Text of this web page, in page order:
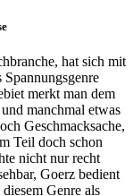
hat sich mit
merkt man dem
manchmal etwas
Geschmacksache,
Teil doch schon
nicht nur recht
Goerz bedient
Genre als